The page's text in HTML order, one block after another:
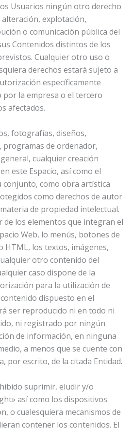
Usuarios ningún otro derecho
alteración, explotación,
o comunicación pública del
Contenidos distintos de los
Cualquier otro uso o
derechos estará sujeto a
específicamente
la empresa o el tercero
afectados.
fotografías, diseños,
programas de ordenador,
cualquier creación
este Espacio, así como el
conjunto, como obra artística
como derechos de autor
de propiedad intelectual.
de los elementos que integran el
Web, lo menús, botones de
HTML, los textos, imágenes,
otro contenido del
caso dispone de la
para la utilización de
dispuesto en el
ser reproducido ni en todo ni
ni registrado por ningún
de información, en ninguna
a menos que se cuente con
por escrito, de la citada Entidad.
suprimir, eludir y/o
así como los dispositivos
o cualesquiera mecanismos de
contener los contenidos. El